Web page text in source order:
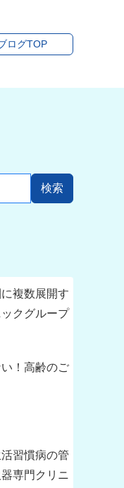
ログTOP
複数展開す
クグループ
！高齢のご
習慣病の管
専門クリニ